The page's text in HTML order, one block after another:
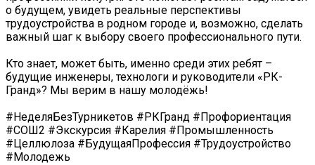
о будущем, увидеть реальные перспективы
трудоустройства в родном городе и, возможно, сделать
важный шаг к выбору своего профессионального пути.
Кто знает, может быть, именно среди этих ребят –
будущие инженеры, технологи и руководители «РК-
Гранд»? Мы верим в нашу молодёжь!
#НеделяБезТурникетов #РКГранд #Профориентация
#СОШ2 #Экскурсия #Карелия #Промышленность
#Целлюлоза #БудущаяПрофессия #Трудоустройство
#Молодежь